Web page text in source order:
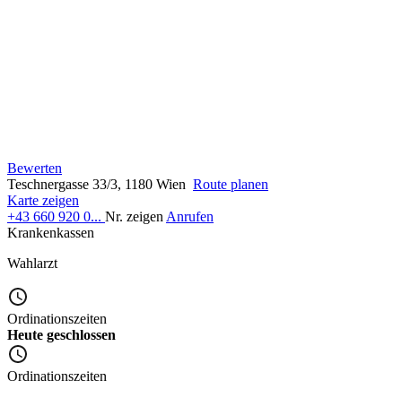
Bewerten
Teschnergasse 33/3, 1180 Wien Route planen
Karte zeigen
+43 660 920 0... Nr. zeigen Anrufen
Krankenkassen
Wahlarzt
Ordinationszeiten
Heute geschlossen
Ordinationszeiten